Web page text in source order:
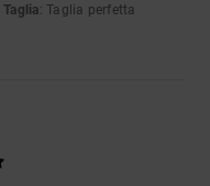
Taglia: Taglia perfetta